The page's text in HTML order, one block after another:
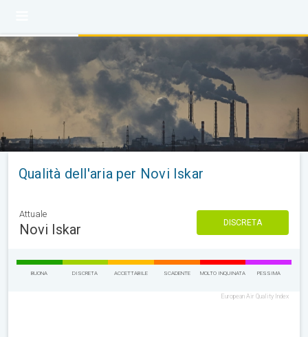
Qualità dell'aria per Novi Iskar
Attuale
Novi Iskar DISCRETA
BUONA DISCRETA ACCETTABILE SCADENTE MOLTO INQUINATA PESSIMA
European Air Quality Index